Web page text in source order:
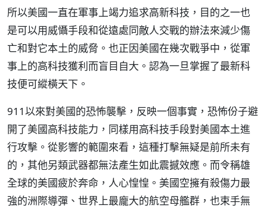
所以美國一直在軍事上竭力追求高新科技，目的之一也
是可以用威懾手段和從遠處同敵人交戰的辦法來減少傷
亡和對它本土的威脅。也正因美國在幾次戰爭中，從軍
事上的高科技獲利而盲目自大。認為一旦掌握了最新科
技便可縱橫天下。
911以來對美國的恐怖襲擊，反映一個事實，恐怖份子避
開了美國高科技能力，同樣用高科技手段對美國本土進
行攻擊。從影響的範圍來看，這種打擊無疑是前所未有
的，其他另類武器都無法產生如此震撼效應。而令稱雄
全球的美國疲於奔命，人心惶惶。美國空擁有殺傷力最
強的洲際導彈、世界上最龐大的航空母艦群，也束手無